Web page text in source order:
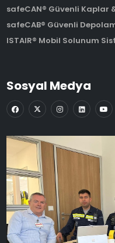
safeCAN® Güvenli Kaplar
safeCAB® Güvenli
ISTAIR® Mobil Solunum
Sosyal Medya